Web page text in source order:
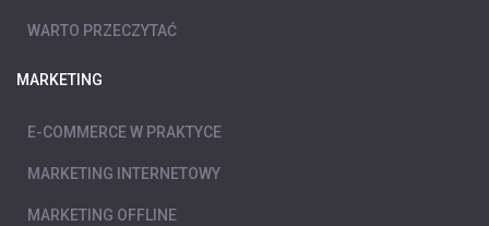
WARTO PRZECZYTAĆ
MARKETING
E-COMMERCE W PRAKTYCE
MARKETING INTERNETOWY
MARKETING OFFLINE